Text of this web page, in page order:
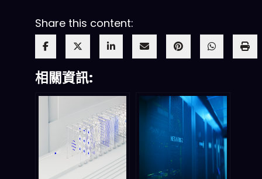
Share this content:
相關資訊: